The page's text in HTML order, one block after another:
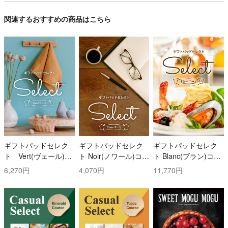
関連するおすすめの商品はこちら
ギフトパッドセレク
ト Vert(ヴェール)コ
ース
6,270円
ギフトパッドセレク
ト Noir(ノワール)コー
ス
4,070円
ギフトパッドセレク
ト Blanc(ブラン)コー
ス
11,770円